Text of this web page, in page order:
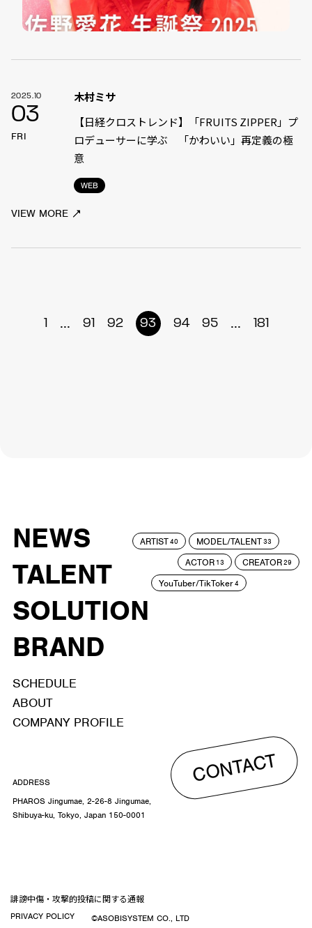
2025.10
03
FRI
WEB
木村ミサ
【日経クロストレンド】「FRUITS ZIPPER」プ
ロデューサーに学ぶ 「かわいい」再定義の極
意
VIEW MORE
1 ... 91 92 93 94 95 ... 181
NEWS
TALENT
SOLUTION
BRAND
ARTIST40 MODEL/TALENT33
ACTOR 13 CREATOR29
YouTuber/TikToker4
SCHEDULE
ABOUT
COMPANY PROFILE
CONTACT
ADDRESS
PHAROS Jingumae, 2-26-8 Jingumae,
Shibuya-ku, Tokyo, Japan 150-0001
誹謗中傷・攻撃的投稿に関する通報
PRIVACY POLICY
©ASOBISYSTEM CO., LTD